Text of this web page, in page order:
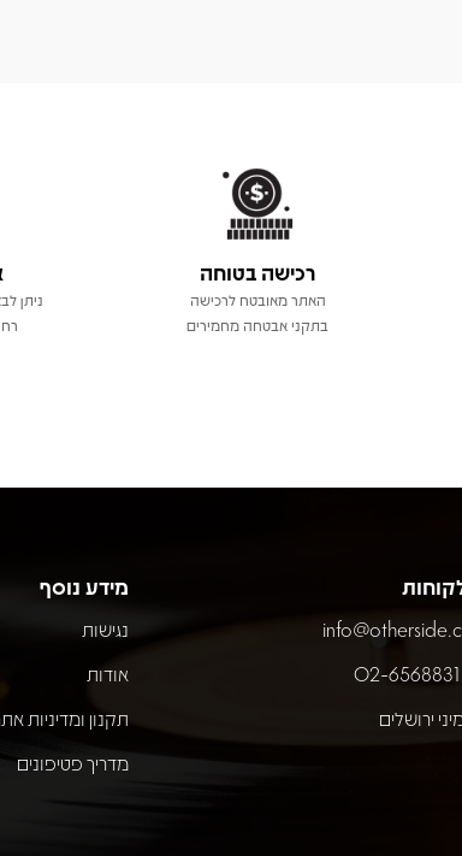
רכישה בטוחה
האתר מאובטח לרכישה
בתקני אבטחה מחמירים
ניתן
רח,
ירושלים
מידע נוסף
נגישות
אודות
תקנון ומדיניות
מדריך פטיפונים